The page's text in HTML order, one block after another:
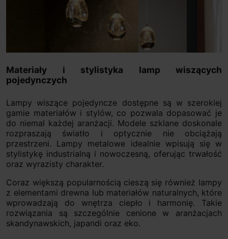
Materiały i stylistyka lamp wiszących
pojedynczych
Lampy wiszące pojedyncze dostępne są w szerokiej
gamie materiałów i stylów, co pozwala dopasować je
do niemal każdej aranżacji. Modele szklane doskonale
rozpraszają światło i optycznie nie obciążają
przestrzeni. Lampy metalowe idealnie wpisują się w
stylistykę industrialną i nowoczesną, oferując trwałość
oraz wyrazisty charakter.
Coraz większą popularnością cieszą się również lampy
z elementami drewna lub materiałów naturalnych, które
wprowadzają do wnętrza ciepło i harmonię. Takie
rozwiązania są szczególnie cenione w aranżacjach
skandynawskich, japandi oraz eko.